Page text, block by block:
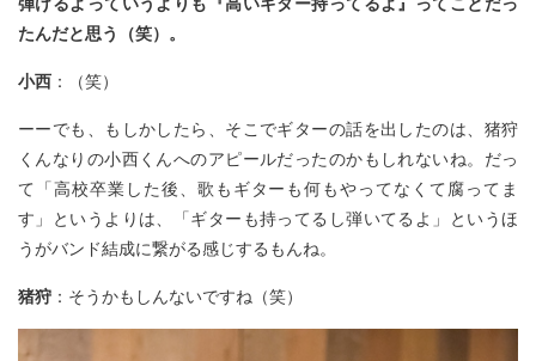
たんだと思う（笑）。
小西 ：（笑）
ーーでも、もしかしたら、そこでギターの話を出したのは、猪狩
くんなりの小西くんへのアピールだったのかもしれないね。だっ
て「高校卒業した後、歌もギターも何もやってなくて腐ってま
す」というよりは、「ギターも持ってるし弾いてるよ」というほ
うがバンド結成に繋がる感じするもんね。
猪狩 ：そうかもしんないですね（笑）